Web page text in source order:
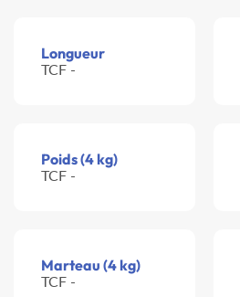
Longueur
TCF -
Poids (4 kg)
TCF -
Marteau (4 kg)
TCF -